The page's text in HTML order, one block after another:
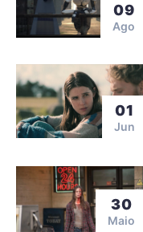
09
Ago
01
Jun
30
Maio